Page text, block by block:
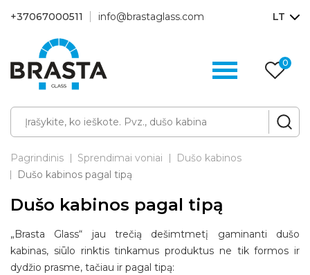
+37067000511 info@brastaglass.com LT
0
Pagrindinis Sprendimai voniai
Dušo kabinos
Dušo kabinos pagal tipą
Dušo kabinos pagal tipą
„Brasta Glass“ jau trečią dešimtmetį gaminanti dušo
kabinas, siūlo rinktis tinkamus produktus ne tik formos ir
dydžio prasme, tačiau ir pagal tipą: